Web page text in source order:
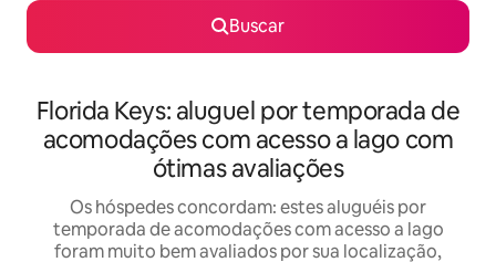
Buscar
Florida Keys: aluguel por temporada de
acomodações com acesso a lago com
ótimas avaliações
Os hóspedes concordam: estes aluguéis por
temporada de acomodações com acesso a lago
foram muito bem avaliados por sua localização,